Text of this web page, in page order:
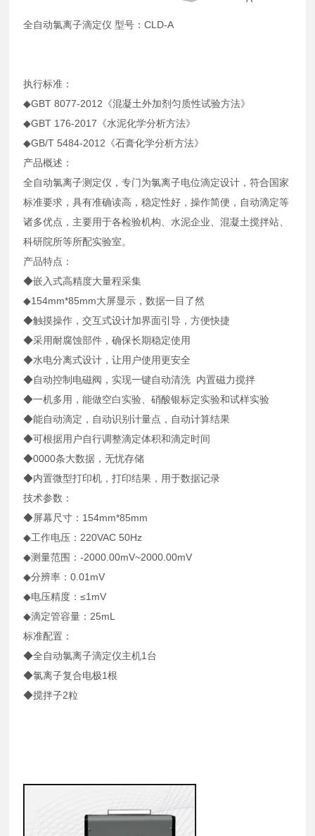
全自动氯离子滴定仪 型号：CLD-A
执行标准：
◆GBT 8077-2012《混凝土外加剂匀质性试验方法》
◆GBT 176-2017《水泥化学分析方法》
◆GB/T 5484-2012《石膏化学分析方法》
产品概述：
全自动氯离子测定仪，专门为氯离子电位滴定设计，符合国家
标准要求，具有准确读高，稳定性好，操作简便，自动滴定等
诸多优点，主要用于各检验机构、水泥企业、混凝土搅拌站、
科研院所等所配实验室。
产品特点：
◆嵌入式高精度大量程采集
◆154mm*85mm大屏显示，数据一目了然
◆触摸操作，交互式设计加界面引导，方便快捷
◆采用耐腐蚀部件，确保长期稳定使用
◆水电分离式设计，让用户使用更安全
◆自动控制电磁阀，实现一键自动清洗 内置磁力搅拌
◆一机多用，能做空白实验、硝酸银标定实验和试样实验
◆能自动滴定，自动识别计量点，自动计算结果
◆可根据用户自行调整滴定体积和滴定时间
◆0000条大数据，无忧存储
◆内置微型打印机，打印结果，用于数据记录
技术参数：
◆屏幕尺寸：154mm*85mm
◆工作电压：220VAC 50Hz
◆测量范围：-2000.00mV~2000.00mV
◆分辨率：0.01mV
◆电压精度：≤1mV
◆滴定管容量：25mL
标准配置：
◆全自动氯离子滴定仪主机1台
◆氯离子复合电极1根
◆搅拌子2粒